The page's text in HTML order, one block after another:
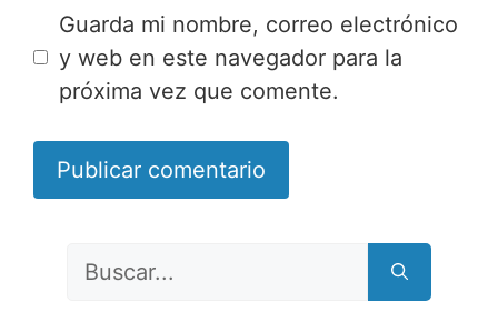
Guarda mi nombre, correo electrónico
y web en este navegador para la
próxima vez que comente.
Buscar: